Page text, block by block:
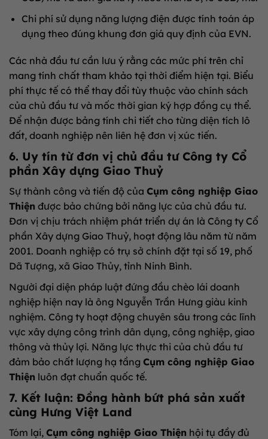
Chi phí sử dụng năng lượng điện được tính toán áp
dụng theo đúng khung đơn giá quy định của EVN.
Các nhà đầu tư cần lưu ý rằng các mức phí trên chỉ
mang tính chất tham khảo tại thời điểm hiện tại. Biểu
phí thực tế có thể thay đổi tùy thuộc vào chính sách
của chủ đầu tư và mốc thời gian ký hợp đồng cụ thể.
Để nhận được bảng tính chi tiết cho từng diện tích lô
đất, doanh nghiệp nên liên hệ đơn vị xúc tiến.
6. Uy tín từ đơn vị chủ đầu tư Công ty Cổ
phần Xây dựng Giao Thuỷ
Sự thành công và tiến độ của Cụm công nghiệp Giao
Thiện được bảo chứng bởi năng lực của chủ đầu tư.
Đơn vị chịu trách nhiệm phát triển dự án là Công ty Cổ
phần Xây dựng Giao Thuỷ, hoạt động lâu năm từ năm
2001. Doanh nghiệp có trụ sở chính đặt tại số 19, phố
Dã Tượng, xã Giao Thủy, tỉnh Ninh Bình.
Người đại diện pháp luật đứng đầu chèo lái doanh
nghiệp hiện nay là ông Nguyễn Trần Hưng giàu kinh
nghiệm. Công ty hoạt động chuyên sâu trong các lĩnh
vực xây dựng công trình dân dụng, công nghiệp, giao
thông và thủy lợi. Năng lực thực thi của chủ đầu tư
đảm bảo chất lượng hạ tầng Cụm công nghiệp Giao
Thiện luôn đạt chuẩn quốc tế.
7. Kết luận: Đồng hành bứt phá sản xuất
cùng Hưng Việt Land
Tóm lại, Cụm công nghiệp Giao Thiện hội tụ đầy đủ